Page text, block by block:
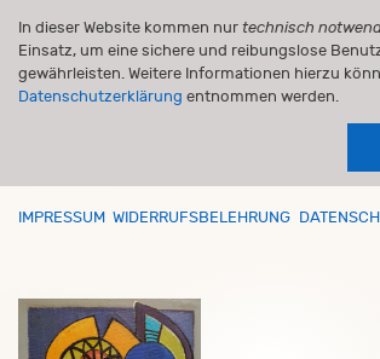
In dieser Website kommen nur technisch
Einsatz, um eine sichere und reibungslose
gewährleisten. Weitere Informationen hierzu
Datenschutzerklärung entnommen werden.
IMPRESSUM WIDERRUFSBELEHRUNG